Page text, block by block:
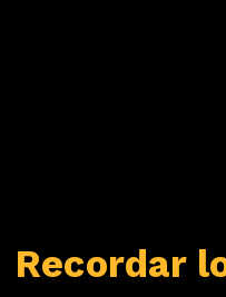
Recordar